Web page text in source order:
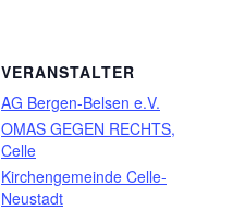
VERANSTALTER
AG Bergen-Belsen e.V.
OMAS GEGEN RECHTS,
Celle
Kirchengemeinde Celle-
Neustadt